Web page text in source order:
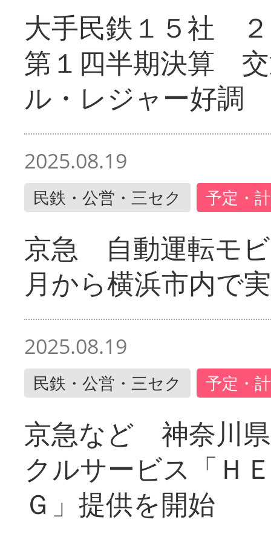
大手民鉄１５社
第１四半期決算
ル・レジャー好調
2025.08.19
民鉄・公営・三セク 予定・
京急 自動運転モ
月から横浜市内で
2025.08.19
民鉄・公営・三セク 予定・
京急など 神奈川
クルサービス「Ｈ
Ｇ」提供を開始